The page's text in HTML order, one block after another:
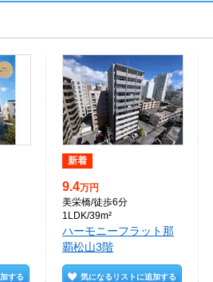
する
新着
9.4万円
美栄橋/徒歩6分
1LDK/39m²
ハーモニーフラット那
覇松山3階
気になるリストに追加する